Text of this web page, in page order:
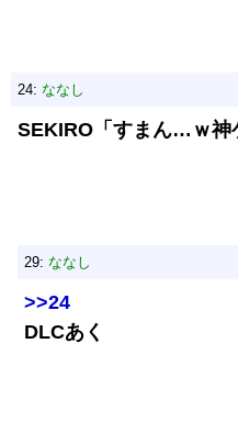
24: ななし
SEKIRO「すまん…ｗ神
29: ななし
>>24
DLCあく